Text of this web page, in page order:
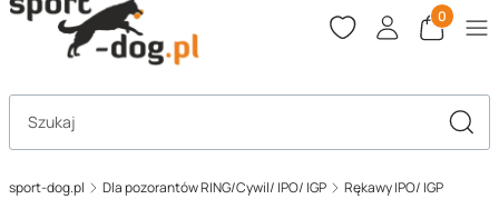
Produkty
Otwórz wyszukiwarkę
sport-dog.pl Dla pozorantów RING/Cywil/ IPO/ IGP Rękawy IPO/ IGP